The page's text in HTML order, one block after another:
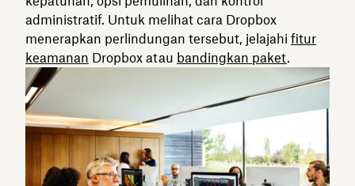
administratif. Untuk melihat cara Dropbox
menerapkan perlindungan tersebut, jelajahi fitur
keamanan Dropbox atau bandingkan paket.